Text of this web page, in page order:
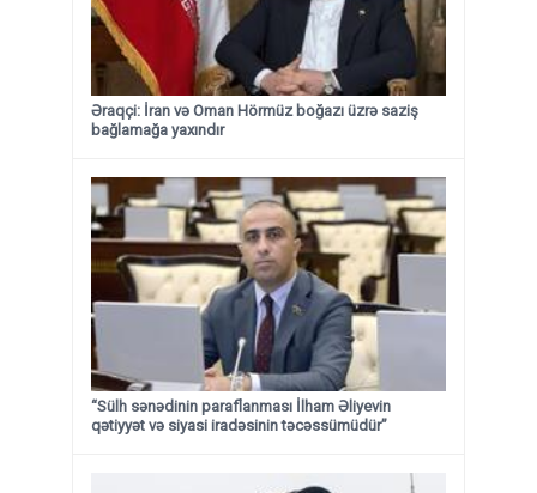
Əraqçi: İran və Oman Hörmüz boğazı üzrə saziş
bağlamağa yaxındır
“Sülh sənədinin paraflanması İlham Əliyevin
qətiyyət və siyasi iradəsinin təcəssümüdür”